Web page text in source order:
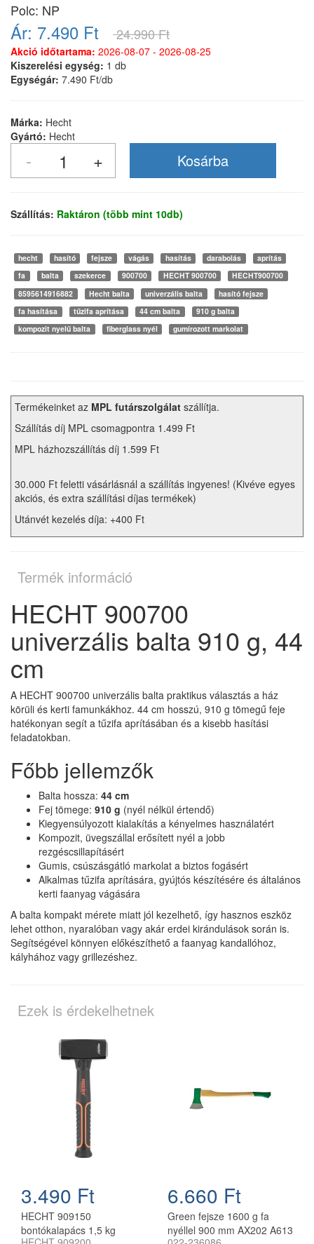
Polc: NP
Ár: 7.490 Ft 24.990 Ft
Akció időtartama: 2026-08-07 - 2026-08-25
Kiszerelési egység: 1 db
Egységár: 7.490 Ft/db
Márka: Hecht
Gyártó: Hecht
Szállítás: Raktáron (több mint 10db)
hecht hasító fejsze vágás hasítás darabolás
aprítás
fa
balta szekerce 900700 HECHT 900700
HECHT900700
8595614916882
Hecht balta univerzális balta
hasító fejsze
fa hasítása
tűzifa aprítása 44 cm balta
910 g balta
kompozit nyelű balta
fiberglass nyél gumírozott markolat
Termékeinket az MPL futárszolgálat szállítja.
Szállítás díj MPL csomagpontra 1.499 Ft
MPL házhozszállítás díj 1.599 Ft
30.000 Ft feletti vásárlásnál a szállítás ingyenes! (Kivéve egyes
akciós, és extra szállítási díjas termékek)
Utánvét kezelés díja: +400 Ft
Termék információ
HECHT 900700
univerzális balta 910 g, 44
cm
A HECHT 900700 univerzális balta praktikus választás a ház
körüli és kerti famunkákhoz. 44 cm hosszú, 910 g tömegű feje
hatékonyan segít a tűzifa aprításában és a kisebb hasítási
feladatokban.
Főbb jellemzők
Balta hossza: 44 cm
Fej tömege: 910 g (nyél nélkül értendő)
Kiegyensúlyozott kialakítás a kényelmes használatért
Kompozit, üvegszállal erősített nyél a jobb
rezgéscsillapításért
Gumis, csúszásgátló markolat a biztos fogásért
Alkalmas tűzifa aprítására, gyújtós készítésére és általános
kerti faanyag vágására
A balta kompakt mérete miatt jól kezelhető, így hasznos eszköz
lehet otthon, nyaralóban vagy akár erdei kirándulások során is.
Segítségével könnyen előkészíthető a faanyag kandallóhoz,
kályhához vagy grillezéshez.
Ezek is érdekelhetnek
3.490 Ft
HECHT 909150
bontókalapács 1,5 kg
6.660 Ft
Green fejsze 1600 g fa
nyéllel 900 mm AX202 A613